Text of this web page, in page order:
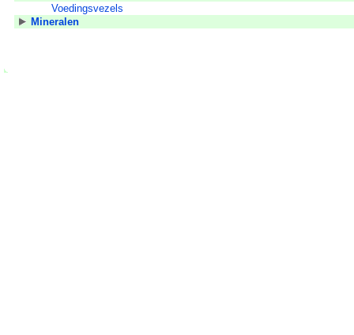
Voedingsvezels
Mineralen